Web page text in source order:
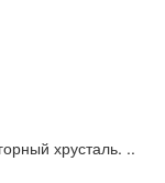
хрусталь. ..